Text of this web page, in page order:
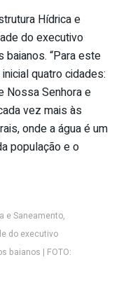
Hídrica e
do executivo
“Para este
quatro cidades:
Nossa Senhora e
vez mais às
onde a água é um
população e o
e Saneamento,
do executivo
baianos | FOTO: